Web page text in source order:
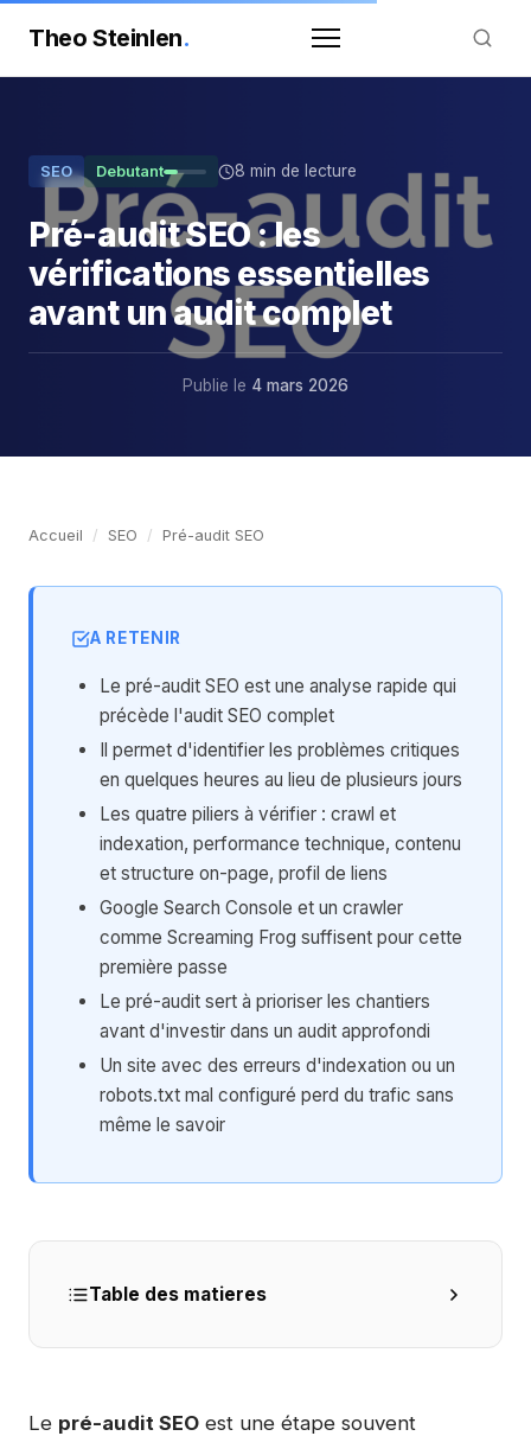
Theo Steinlen.
SEO Debutant 8 min de lecture
Pré-audit SEO : les
vérifications essentielles
avant un audit complet
Publie le 4 mars 2026
Accueil / SEO / Pré-audit SEO
A RETENIR
Le pré-audit SEO est une analyse rapide qui
précède l'audit SEO complet
Il permet d'identifier les problèmes critiques
en quelques heures au lieu de plusieurs jours
Les quatre piliers à vérifier : crawl et
indexation, performance technique, contenu
et structure on-page, profil de liens
Google Search Console et un crawler
comme Screaming Frog suffisent pour cette
première passe
Le pré-audit sert à prioriser les chantiers
avant d'investir dans un audit approfondi
Un site avec des erreurs d'indexation ou un
robots.txt mal configuré perd du trafic sans
même le savoir
Table des matieres
Le pré-audit SEO est une étape souvent